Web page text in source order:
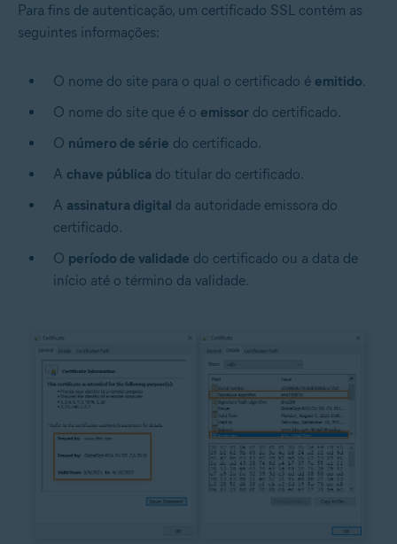
Para fins de autenticação, um certificado SSL contém as
seguintes informações:
O nome do site para o qual o certificado é emitido.
O nome do site que é o emissor do certificado.
O número de série do certificado.
A chave pública do titular do certificado.
A assinatura digital da autoridade emissora do
certificado.
O período de validade do certificado ou a data de
início até o término da validade.